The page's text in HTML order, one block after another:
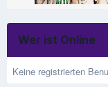
Wer ist Online
Keine registrierten